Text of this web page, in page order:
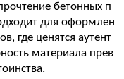
бетонных п
для оформлен
где ценятся аутент
материала прев